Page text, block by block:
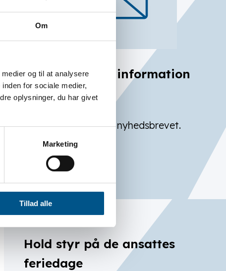
Om
og til at analysere
for sociale medier,
oplysninger, du har givet
Marketing
Tillad alle
Få nyheder og information
hver 14. dag
Alle kan tilmelde sig nyhedsbrevet.
LÆS MERE
Hold styr på de ansattes
feriedage